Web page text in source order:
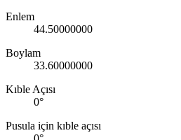
Enlem
44.50000000
Boylam
33.60000000
Kıble Açısı
0°
Pusula için kıble açısı